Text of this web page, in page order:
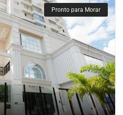
Pronto para Morar